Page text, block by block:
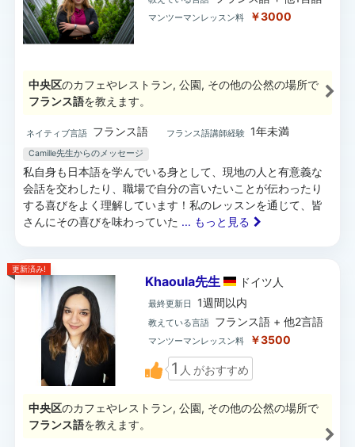
マンツーマンレッスン料 ￥3000
中央区のカフェやレストラン, 公園, その他の公然の場所で
フランス語を教えます。
ネイティブ言語 フランス語 フランス語講師経験 1年未満
Camille先生からのメッセージ
私自身も日本語を学んでいる身として、現地の人と有意義な
会話を交わしたり、職場で自分の言いたいことが伝わったり
する喜びをよく理解しています！私のレッスンを通じて、皆
さんにその喜びを味わっていた ... もっと見る
更新済み!
Khaoula先生 ドイツ 人
最終更新日 1週間以内
教えている言語 フランス語 + 他2言語
マンツーマンレッスン料 ￥3500
1 人 がおすすめ
中央区のカフェやレストラン, 公園, その他の公然の場所で
フランス語を教えます。